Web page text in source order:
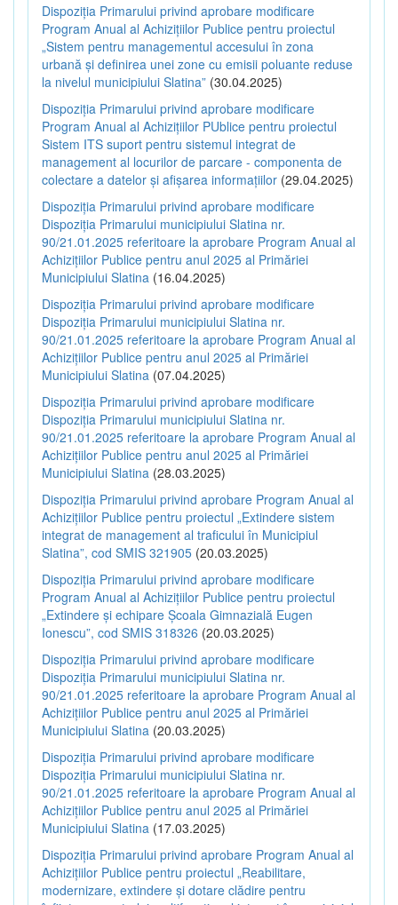
Dispoziția Primarului privind aprobare modificare
Program Anual al Achizițiilor Publice pentru proiectul
„Sistem pentru managementul accesului în zona
urbană și definirea unei zone cu emisii poluante reduse
la nivelul municipiului Slatina” (30.04.2025)
Dispoziția Primarului privind aprobare modificare
Program Anual al Achizițiilor PUblice pentru proiectul
Sistem ITS suport pentru sistemul integrat de
management al locurilor de parcare - componenta de
colectare a datelor și afișarea informațiilor (29.04.2025)
Dispoziția Primarului privind aprobare modificare
Dispoziția Primarului municipiului Slatina nr.
90/21.01.2025 referitoare la aprobare Program Anual al
Achizițiilor Publice pentru anul 2025 al Primăriei
Municipiului Slatina (16.04.2025)
Dispoziția Primarului privind aprobare modificare
Dispoziția Primarului municipiului Slatina nr.
90/21.01.2025 referitoare la aprobare Program Anual al
Achizițiilor Publice pentru anul 2025 al Primăriei
Municipiului Slatina (07.04.2025)
Dispoziția Primarului privind aprobare modificare
Dispoziția Primarului municipiului Slatina nr.
90/21.01.2025 referitoare la aprobare Program Anual al
Achizițiilor Publice pentru anul 2025 al Primăriei
Municipiului Slatina (28.03.2025)
Dispoziția Primarului privind aprobare Program Anual al
Achizițiilor Publice pentru proiectul „Extindere sistem
integrat de management al traficului în Municipiul
Slatina”, cod SMIS 321905 (20.03.2025)
Dispoziția Primarului privind aprobare modificare
Program Anual al Achizițiilor Publice pentru proiectul
„Extindere și echipare Școala Gimnazială Eugen
Ionescu”, cod SMIS 318326 (20.03.2025)
Dispoziția Primarului privind aprobare modificare
Dispoziția Primarului municipiului Slatina nr.
90/21.01.2025 referitoare la aprobare Program Anual al
Achizițiilor Publice pentru anul 2025 al Primăriei
Municipiului Slatina (20.03.2025)
Dispoziția Primarului privind aprobare modificare
Dispoziția Primarului municipiului Slatina nr.
90/21.01.2025 referitoare la aprobare Program Anual al
Achizițiilor Publice pentru anul 2025 al Primăriei
Municipiului Slatina (17.03.2025)
Dispoziția Primarului privind aprobare Program Anual al
Achizițiilor Publice pentru proiectul „Reabilitare,
modernizare, extindere și dotare clădire pentru